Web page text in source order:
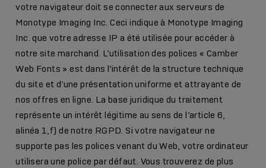
votre navigateur doit se connecter aux serveurs de
Monotype Imaging Inc. Ceci indique à Monotype Imaging
Inc. que votre adresse IP a été utilisée pour accéder à
notre site marchand. L’utilisation des polices « Camber
Web Fonts » est dans l’intérêt de la structure technique
du site et d’une présentation uniforme et attrayante de
nos offres en ligne. La base juridique du traitement
représente un intérêt légitime au sens de l’article 6,
alinéa 1,f) de notre RGPD. Si votre navigateur ne
supporte pas les polices venant du Web, votre ordinateur
utilisera une police par défaut. Vous trouverez de plus